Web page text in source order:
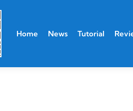
Home News Tutorial